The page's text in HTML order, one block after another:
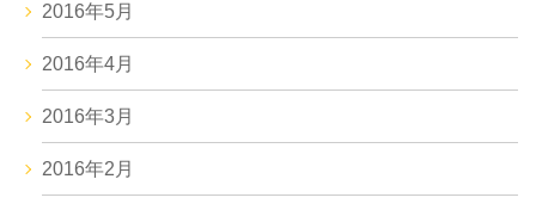
2016年5月
2016年4月
2016年3月
2016年2月